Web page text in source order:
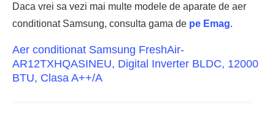
Daca vrei sa vezi mai multe modele de aparate de aer
conditionat Samsung, consulta gama de pe Emag.
Aer conditionat Samsung FreshAir-
AR12TXHQASINEU, Digital Inverter BLDC, 12000
BTU, Clasa A++/A